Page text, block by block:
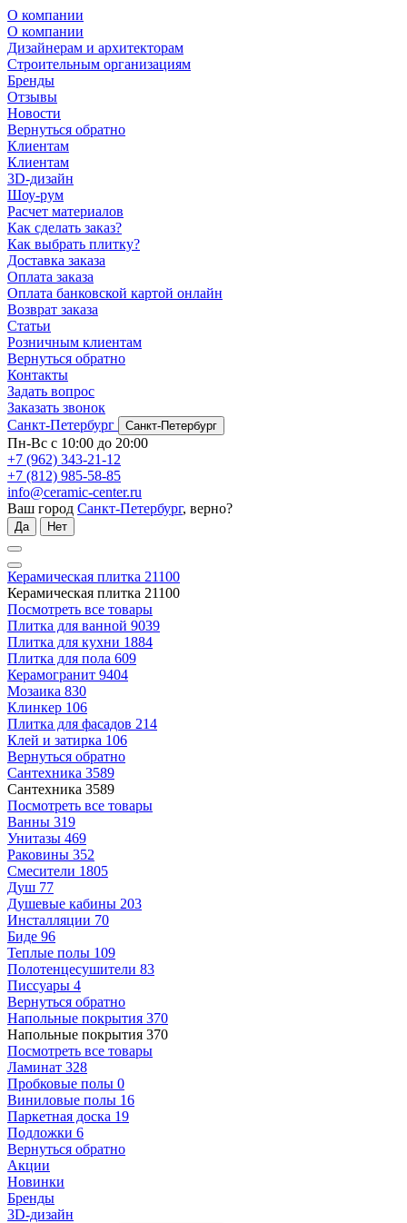
О компании
О компании
Дизайнерам и архитекторам
Строительным организациям
Бренды
Отзывы
Новости
Вернуться обратно
Клиентам
Клиентам
3D-дизайн
Шоу-рум
Расчет материалов
Как сделать заказ?
Как выбрать плитку?
Доставка заказа
Оплата заказа
Оплата банковской картой онлайн
Возврат заказа
Статьи
Розничным клиентам
Вернуться обратно
Контакты
Задать вопрос
Заказать звонок
Санкт-Петербург
Санкт-Петербург
Пн-Вс с 10:00 до 20:00
+7 (962) 343-21-12
+7 (812) 985-58-85
info@ceramic-center.ru
Ваш город Санкт-Петербург, верно?
Да Нет
Керамическая плитка 21100
Керамическая плитка 21100
Посмотреть все товары
Плитка для ванной 9039
Плитка для кухни 1884
Плитка для пола 609
Керамогранит 9404
Мозаика 830
Клинкер 106
Плитка для фасадов 214
Клей и затирка 106
Вернуться обратно
Сантехника 3589
Сантехника 3589
Посмотреть все товары
Ванны 319
Унитазы 469
Раковины 352
Смесители 1805
Душ 77
Душевые кабины 203
Инсталляции 70
Биде 96
Теплые полы 109
Полотенцесушители 83
Писсуары 4
Вернуться обратно
Напольные покрытия 370
Напольные покрытия 370
Посмотреть все товары
Ламинат 328
Пробковые полы 0
Виниловые полы 16
Паркетная доска 19
Подложки 6
Вернуться обратно
Акции
Новинки
Бренды
3D-дизайн